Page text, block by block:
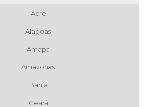
Acre
Alagoas
Amapá
Amazonas
Bahia
Ceará